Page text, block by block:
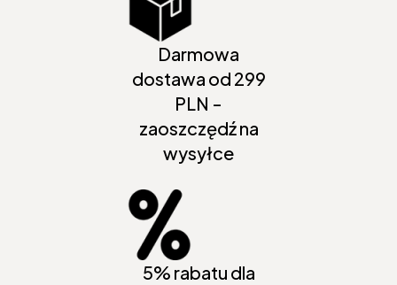
Darmowa
dostawa od 299
PLN -
zaoszczędź na
wysyłce
5% rabatu dla